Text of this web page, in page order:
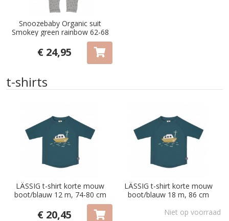
Snoozebaby Organic suit
Smokey green rainbow 62-68
€ 24,95
t-shirts
LÄSSIG t-shirt korte mouw
boot/blauw 12 m, 74-80 cm
€ 20,45
LÄSSIG t-shirt korte mouw
boot/blauw 18 m, 86 cm
Niet op voorraad